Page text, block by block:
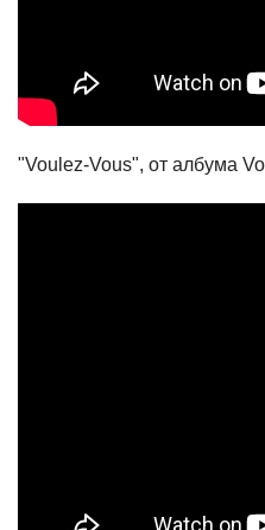
"Voulez-Vous", от албума